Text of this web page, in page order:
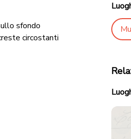
sfondo
circostanti